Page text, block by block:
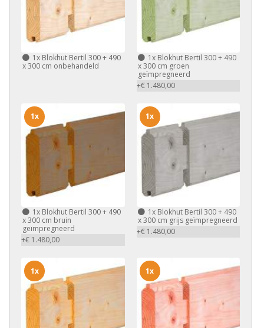
1x Blokhut Bertil 300 + 490
x 300 cm onbehandeld
1xBlokhut Bertil 300 + 490
x 300 cm groen
geïmpregneerd
+€ 1.480,00
1x Blokhut Bertil 300 + 490
x 300 cm bruin
geïmpregneerd
+€ 1.480,00
1x
1xBlokhut Bertil 300 + 490
x 300 cm grijs geïmpregneerd
+€ 1.480,00
1x
1x 1x